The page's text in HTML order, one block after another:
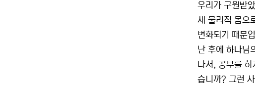
우리가 구원받
새 물리적 몸으
변화되기 때문
난 후에 하나님
나서, 공부를
습니까? 그런